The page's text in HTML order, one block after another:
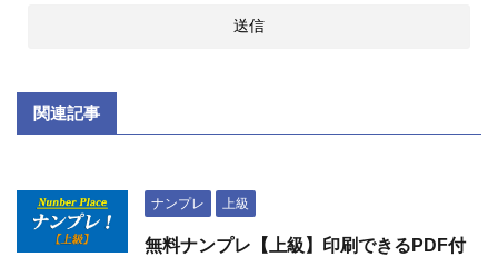
関連記事
ナンプレ 上級
無料ナンプレ【上級】印刷できるPDF付